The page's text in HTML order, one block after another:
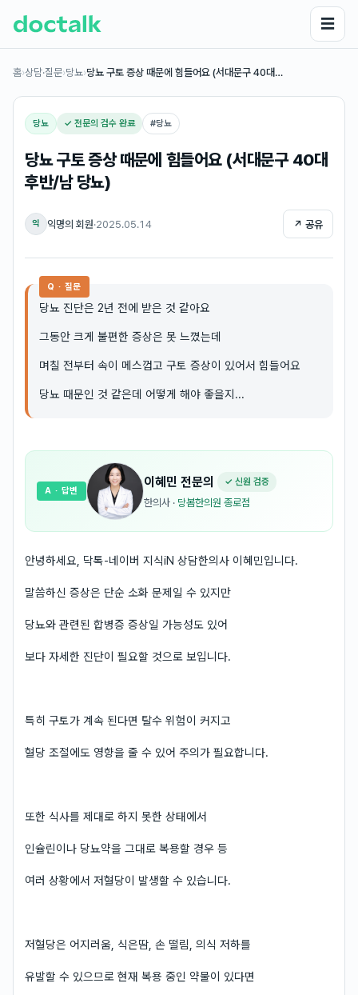
☰
홈›상담·질문›당뇨›당뇨 구토 증상 때문에 힘들어요 (서대문구 40대…
당뇨 ✓ 전문의 검수 완료 #당뇨
당뇨 구토 증상 때문에 힘들어요 (서대문구 40대
후반/남 당뇨)
익 익명의 회원·2025.05.14 ↗ 공유
Q · 질문
당뇨 진단은 2년 전에 받은 것 같아요
그동안 크게 불편한 증상은 못 느꼈는데
며칠 전부터 속이 메스껍고 구토 증상이 있어서 힘들어요
당뇨 때문인 것 같은데 어떻게 해야 좋을지...
이혜민 전문의 ✓ 신원 검증
한의사 · 당봄한의원 종로점
A · 답변
안녕하세요, 닥톡-네이버 지식iN 상담한의사 이혜민입니다.
말씀하신 증상은 단순 소화 문제일 수 있지만
당뇨와 관련된 합병증 증상일 가능성도 있어
보다 자세한 진단이 필요할 것으로 보입니다.
특히 구토가 계속 된다면 탈수 위험이 커지고
혈당 조절에도 영향을 줄 수 있어 주의가 필요합니다.
또한 식사를 제대로 하지 못한 상태에서
인슐린이나 당뇨약을 그대로 복용할 경우 등
여러 상황에서 저혈당이 발생할 수 있습니다.
저혈당은 어지러움, 식은땀, 손 떨림, 의식 저하를
유발할 수 있으므로 현재 복용 중인 약물이 있다면